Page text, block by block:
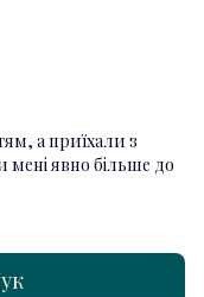
а приїхали з
мені явно більше до